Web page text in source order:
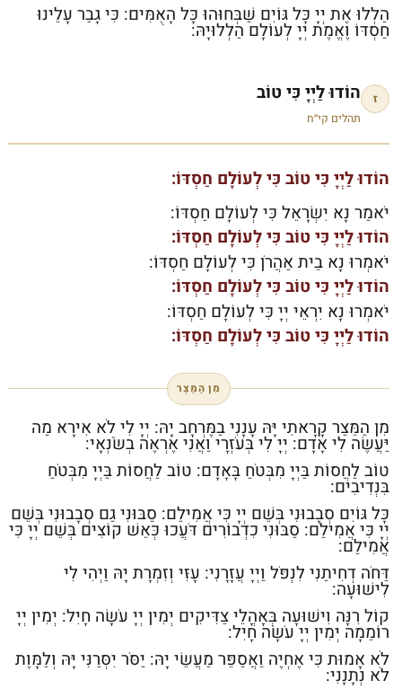
הַלְלוּ אֶת יְיָ כָּל גּוֹיִם שַׁבְּחוּהוּ כָּל הָאֻמִּים: כִּי גָבַר עָלֵינוּ
חַסְדּוֹ וֶאֱמֶת יְיָ לְעוֹלָם הַלְלוּיָהּ:
ז הוֹדוּ לַיְיָ כִּי טוֹב
תהלים קי״ח
הוֹדוּ לַיְיָ כִּי טוֹב כִּי לְעוֹלָם חַסְדּוֹ:
יֹאמַר נָא יִשְׂרָאֵל כִּי לְעוֹלָם חַסְדּוֹ:
הוֹדוּ לַיְיָ כִּי טוֹב כִּי לְעוֹלָם חַסְדּוֹ:
יֹאמְרוּ נָא בֵית אַהֲרֹן כִּי לְעוֹלָם חַסְדּוֹ:
הוֹדוּ לַיְיָ כִּי טוֹב כִּי לְעוֹלָם חַסְדּוֹ:
יֹאמְרוּ נָא יִרְאֵי יְיָ כִּי לְעוֹלָם חַסְדּוֹ:
הוֹדוּ לַיְיָ כִּי טוֹב כִּי לְעוֹלָם חַסְדּוֹ:
מִן הַמֵּצַר
מִן הַמֵּצַר קָרָאתִי יָּהּ עָנָנִי בַמֶּרְחָב יָהּ: יְיָ לִי לֹא אִירָא מַה
יַּעֲשֶׂה לִי אָדָם: יְיָ לִי בְּעֹזְרָי וַאֲנִי אֶרְאֶה בְשֹׂנְאָי:
טוֹב לַחֲסוֹת בַּיְיָ מִבְּטֹחַ בָּאָדָם: טוֹב לַחֲסוֹת בַּיְיָ מִבְּטֹחַ
בִּנְדִיבִים:
כָּל גּוֹיִם סְבָבוּנִי בְּשֵׁם יְיָ כִּי אֲמִילַם: סַבּוּנִי גַם סְבָבוּנִי בְּשֵׁם
יְיָ כִּי אֲמִילַם: סַבּוּנִי כִדְבוֹרִים דֹּעֲכוּ כְּאֵשׁ קוֹצִים בְּשֵׁם יְיָ כִּי
אֲמִילַם:
דַּחֹה דְחִיתַנִי לִנְפֹּל וַיְיָ עֲזָרָנִי: עָזִּי וְזִמְרָת יָהּ וַיְהִי לִי
לִישׁוּעָה:
קוֹל רִנָּה וִישׁוּעָה בְּאָהֳלֵי צַדִּיקִים יְמִין יְיָ עֹשָׂה חָיִל: יְמִין יְיָ
רוֹמֵמָה יְמִין יְיָ עֹשָׂה חָיִל:
לֹא אָמוּת כִּי אֶחְיֶה וַאֲסַפֵּר מַעֲשֵׂי יָהּ: יַסֹּר יִסְּרַנִּי יָּהּ וְלַמָּוֶת
לֹא נְתָנָנִי: